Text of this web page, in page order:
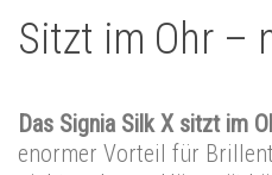
Sitzt im Ohr –
Das Signia Silk X sitzt im
enormer Vorteil für